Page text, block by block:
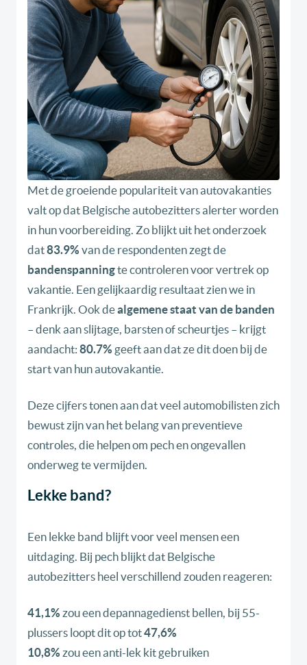
Met de groeiende populariteit van autovakanties
valt op dat Belgische autobezitters alerter worden
in hun voorbereiding. Zo blijkt uit het onderzoek
dat83.9% van de respondenten zegt de
bandenspanningte controleren voor vertrek op
vakantie. Een gelijkaardig resultaat zien we in
Frankrijk. Ook dealgemene staat van de banden
– denk aan slijtage, barsten of scheurtjes – krijgt
aandacht: 80.7% geeft aan dat ze dit doen bij de
start van hun autovakantie.
Deze cijfers tonen aan dat veel automobilisten zich
bewust zijn van het belang van preventieve
controles, die helpen om pech en ongevallen
onderweg te vermijden.
Lekke band?
Een lekke band blijft voor veel mensen een
uitdaging. Bij pech blijkt dat Belgische
autobezitters heel verschillend zouden reageren:
41,1% zou een depannagedienst bellen, bij 55-
plussers loopt dit op tot47,6%
10,8% zou een anti-lek kit gebruiken